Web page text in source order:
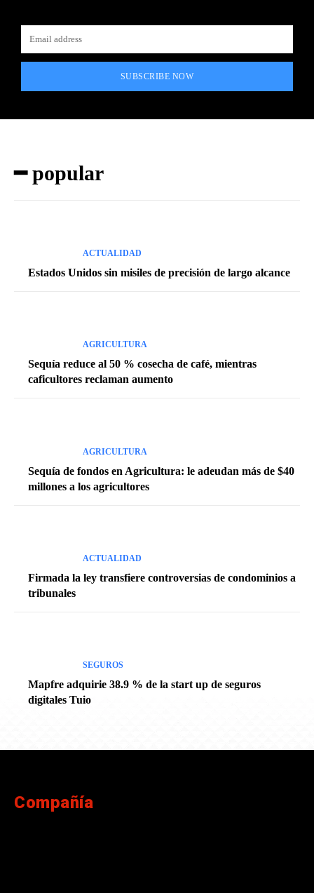
SUBSCRIBE NOW
━ popular
ACTUALIDAD
Estados Unidos sin misiles de precisión de largo alcance
AGRICULTURA
Sequía reduce al 50 % cosecha de café, mientras
caficultores reclaman aumento
AGRICULTURA
Sequía de fondos en Agricultura: le adeudan más de $40
millones a los agricultores
ACTUALIDAD
Firmada la ley transfiere controversias de condominios a
tribunales
SEGUROS
Mapfre adquirie 38.9 % de la start up de seguros
digitales Tuio
Compañía